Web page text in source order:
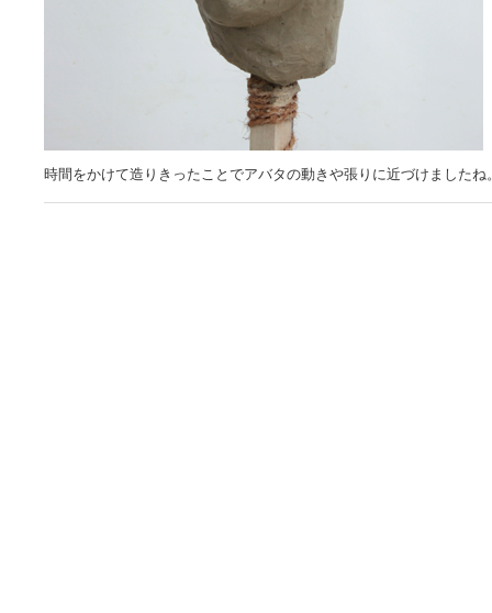
時間をかけて造りきったことでアバタの動きや張りに近づけましたね